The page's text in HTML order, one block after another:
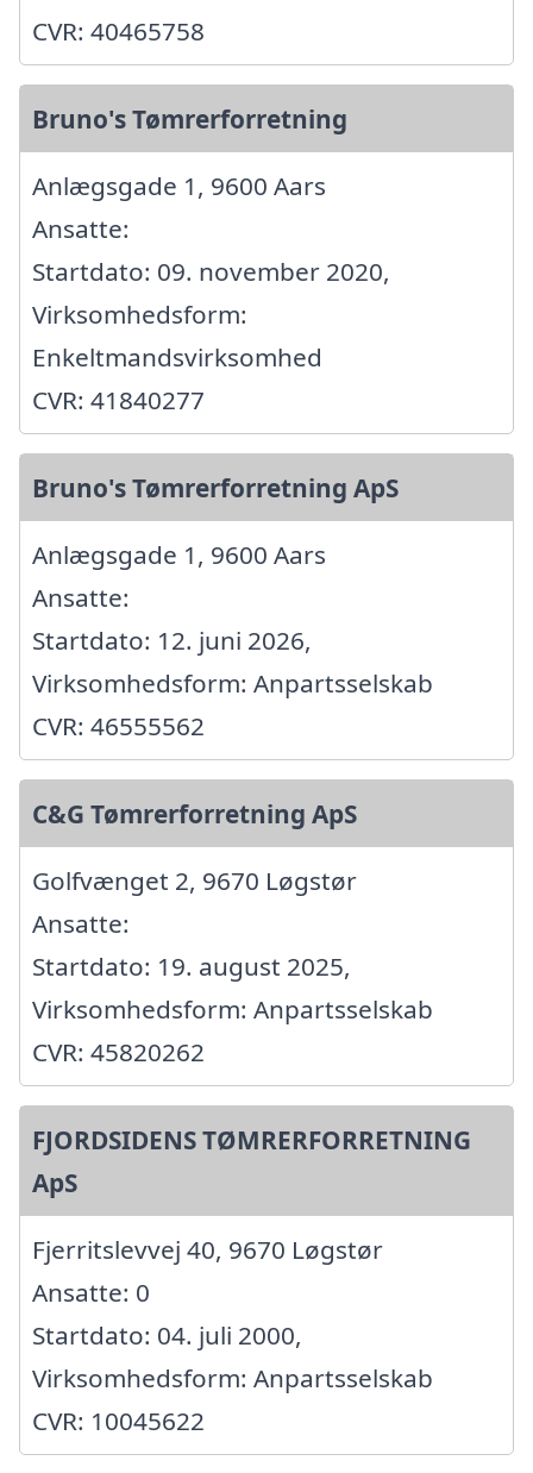
CVR: 40465758
Bruno's Tømrerforretning
Anlægsgade 1, 9600 Aars
Ansatte:
Startdato: 09. november 2020,
Virksomhedsform:
Enkeltmandsvirksomhed
CVR: 41840277
Bruno's Tømrerforretning ApS
Anlægsgade 1, 9600 Aars
Ansatte:
Startdato: 12. juni 2026,
Virksomhedsform: Anpartsselskab
CVR: 46555562
C&G Tømrerforretning ApS
Golfvænget 2, 9670 Løgstør
Ansatte:
Startdato: 19. august 2025,
Virksomhedsform: Anpartsselskab
CVR: 45820262
FJORDSIDENS TØMRERFORRETNING
ApS
Fjerritslevvej 40, 9670 Løgstør
Ansatte: 0
Startdato: 04. juli 2000,
Virksomhedsform: Anpartsselskab
CVR: 10045622